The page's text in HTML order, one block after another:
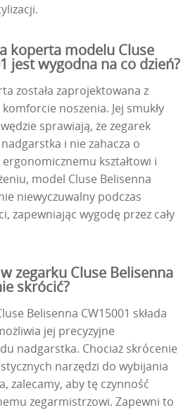
koperta modelu Cluse
jest wygodna na co dzień?
została zaprojektowana z
noszenia. Jej smukły
sprawiają, że zegarek
i nie zahacza o
kształtowi i
model Cluse Belisenna
niewyczuwalny podczas
zapewniając wygodę przez cały
zegarku Cluse Belisenna
skrócić?
Belisenna CW15001 składa
jej precyzyjne
nadgarstka. Chociaż skrócenie
narzędzi do wybijania
zalecamy, aby tę czynność
zegarmistrzowi. Zapewni to